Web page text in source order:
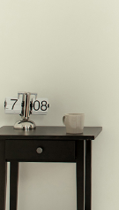
１．透過由恩沛科
易，需依本服務之
權轉讓予恩沛科技
２．關於個人資料
https://aftee.tw/
３．未成年的使用
「AFTEE先享後付
任。
４．使用「AFTEE
時審查核予不同之
請求用戶進行身份認
５．嚴禁一人註冊
每筆NT$60，滿
每筆NT$60，滿
宅配
每筆NT$60，滿
宅配_離島
每筆NT$100